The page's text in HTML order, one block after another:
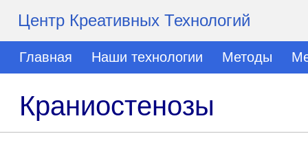
Центр Креативных Технологий
Главная Наши технологии Методы
Краниостенозы